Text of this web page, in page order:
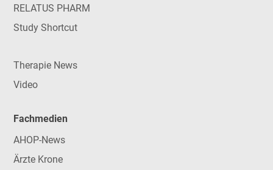
RELATUS PHARM
Study Shortcut
Therapie News
Video
Fachmedien
AHOP-News
Ärzte Krone